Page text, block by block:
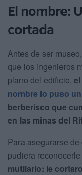
El nombre:
cortada
Antes de ser
que los ingenieros
plano del edificio,
nombre lo puso
berberisco que
en las minas del
Para asegurarse
pudiera
mutilarlo: le